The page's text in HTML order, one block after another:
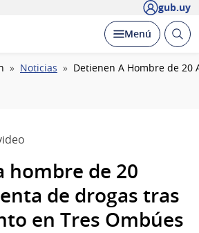
gub.uy
Desplegar
Menú Abrir
Noticias Detienen A Hombre de 20
hombre de 20
de drogas tras
en Tres Ombúes